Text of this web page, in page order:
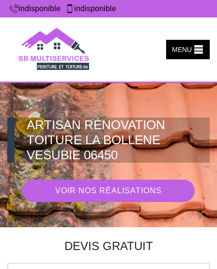
indisponible indisponible
MENU
ARTISAN RÉNOVATION
TOITURE LA BOLLENE
VESUBIE 06450
VOIR NOS RÉALISATIONS
DEVIS GRATUIT